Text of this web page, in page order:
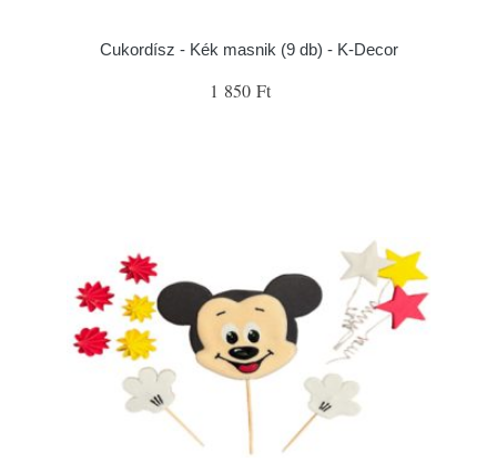
Cukordísz - Kék masnik (9 db) - K-Decor
1 850 Ft